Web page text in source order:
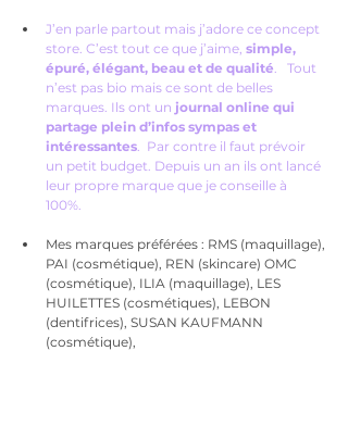
J’en parle partout mais j’adore ce concept
store. C’est tout ce que j’aime, simple,
épuré, élégant, beau et de qualité.   Tout
n’est pas bio mais ce sont de belles
marques. Ils ont un journal online qui
partage plein d’infos sympas et
intéressantes.  Par contre il faut prévoir
un petit budget. Depuis un an ils ont lancé
leur propre marque que je conseille à
100%.
Mes marques préférées : RMS (maquillage),
PAI (cosmétique), REN (skincare) OMC
(cosmétique), ILIA (maquillage), LES
HUILETTES (cosmétiques), LEBON
(dentifrices), SUSAN KAUFMANN
(cosmétique),